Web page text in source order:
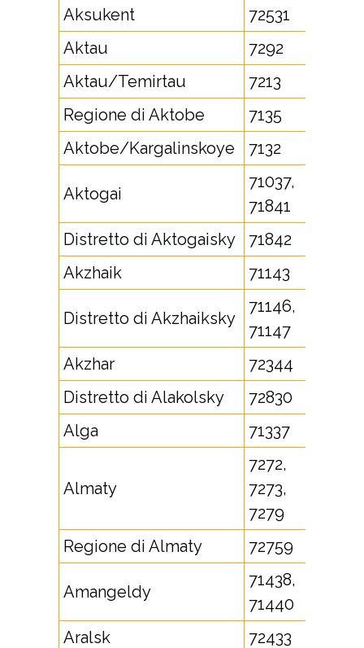
Aksukent
72531
Aktau
7292
Aktau/Temirtau
7213
Regione di Aktobe
7135
Aktobe/Kargalinskoye
7132
Aktogai
71037,
71841
Distretto di Aktogaisky
71842
Akzhaik
71143
Distretto di Akzhaiksky
71146,
71147
Akzhar
72344
Distretto di Alakolsky
72830
Alga
71337
Almaty
7272,
7273,
7279
Regione di Almaty
72759
Amangeldy
71438,
71440
Aralsk
72433